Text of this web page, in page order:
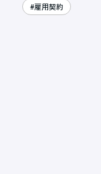
#雇用契約